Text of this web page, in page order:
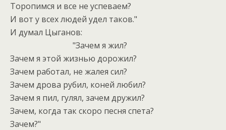
Торопимся и все не успеваем?
И вот у всех людей удел таков."
И думал Цыганов:
"Зачем я жил?
Зачем я этой жизнью дорожил?
Зачем работал, не жалея сил?
Зачем дрова рубил, коней любил?
Зачем я пил, гулял, зачем дружил?
Зачем, когда так скоро песня спета?
Зачем?"